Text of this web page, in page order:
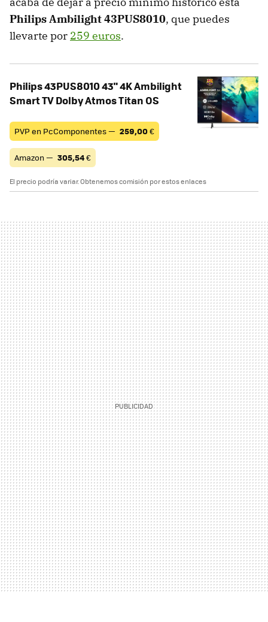
Philips Ambilight 43PUS8010, que puedes
llevarte por 259 euros.
Philips 43PUS8010 43" 4K Ambilight
Smart TV Dolby Atmos Titan OS
PVP en PcComponentes — 259,00€
Amazon — 305,54€
El precio podría variar. Obtenemos comisión por estos enlaces